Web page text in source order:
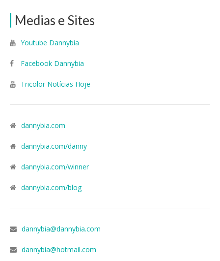
Medias e Sites
Youtube Dannybia
Facebook Dannybia
Tricolor Notícias Hoje
dannybia.com
dannybia.com/danny
dannybia.com/winner
dannybia.com/blog
dannybia@dannybia.com
dannybia@hotmail.com